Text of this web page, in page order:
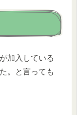
加入している
。と言っても